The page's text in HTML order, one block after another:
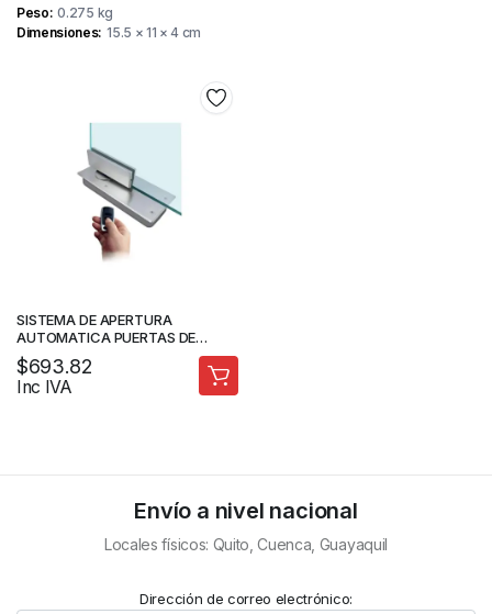
Peso 0.275 kg
Dimensiones 15.5 × 11 × 4 cm
SISTEMA DE APERTURA
AUTOMATICA PUERTAS DE
VIDRIO TEMPLADO 1.3M | 160KG |
USO INDUSTRIAL 110VAC
$693.82
Inc IVA
Envío a nivel nacional
Locales físicos: Quito, Cuenca, Guayaquil
Dirección de correo electrónico: